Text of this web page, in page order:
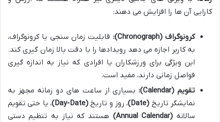
کارایی آن ها را افزایش می دهند:
کرونوگراف (Chronograph):
قابلیت زمان سنجی یا کرونوگراف،
به کاربر اجازه می دهد رویدادها را با دقت بالا زمان گیری کند.
این ویژگی برای ورزشکاران یا افرادی که نیاز به اندازه گیری
فواصل زمانی دارند، مفید است.
تقویم (Calendar):
بسیاری از ساعت های دو زمانه مجهز به
نمایشگر تاریخ (Date) ، روز و تاریخ (Day-Date)
، یا حتی تقویم
سالانه(Annual Calendar)
هستند که نیاز به تنظیم دستی